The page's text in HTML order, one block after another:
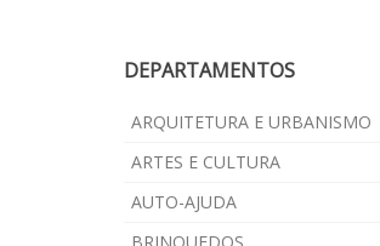
DEPARTAMENTOS
ARQUITETURA E URBANISMO
ARTES E CULTURA
AUTO-AJUDA